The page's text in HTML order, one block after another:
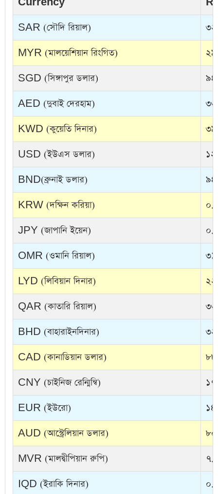
SAR (সৌদি রিয়াল)
MYR (মালয়েশিয়ান রিংগিত)
SGD (সিঙ্গাপুর ডলার)
AED (দুবাই দেরহাম)
KWD (কুয়েতি দিনার)
USD (ইউএস ডলার)
BND(ব্রুনাই ডলার)
KRW (দক্ষিন করিয়া)
JPY (জাপানি ইয়েন)
OMR (ওমানি রিয়াল)
LYD (লিবিয়ান দিনার)
QAR (কাতারি রিয়াল)
BHD (বাহারাইনদিনার)
CAD (কানাডিয়ান ডলার)
CNY (চাইনিজ রেন্মিন্বি)
EUR (ইউরো)
AUD (আস্ট্রেলিয়ান ডলার)
MVR (মালদ্বীপিয়ান রুপি)
IQD (ইরাকি দিনার)